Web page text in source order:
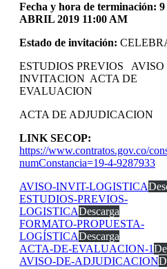
Fecha y hora de terminación:
ABRIL 2019 11:00 AM
Estado de invitación:
ESTUDIOS PREVIOS AVISO
INVITACION ACTA DE
EVALUACION
ACTA DE ADJUDICACION
LINK SECOP:
https://www.contratos.gov.co/
numConstancia=19-4-9287933
AVISO-INVIT-LOGISTICA
ESTUDIOS-PREVIOS-
LOGISTICADescarga
FORMATO-PROPUESTA-
LOGÍSTICADescarga
ACTA-DE-EVALUACION-1
AVISO-DE-ADJUDICACION